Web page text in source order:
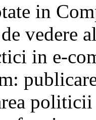
in
vedere
in e-